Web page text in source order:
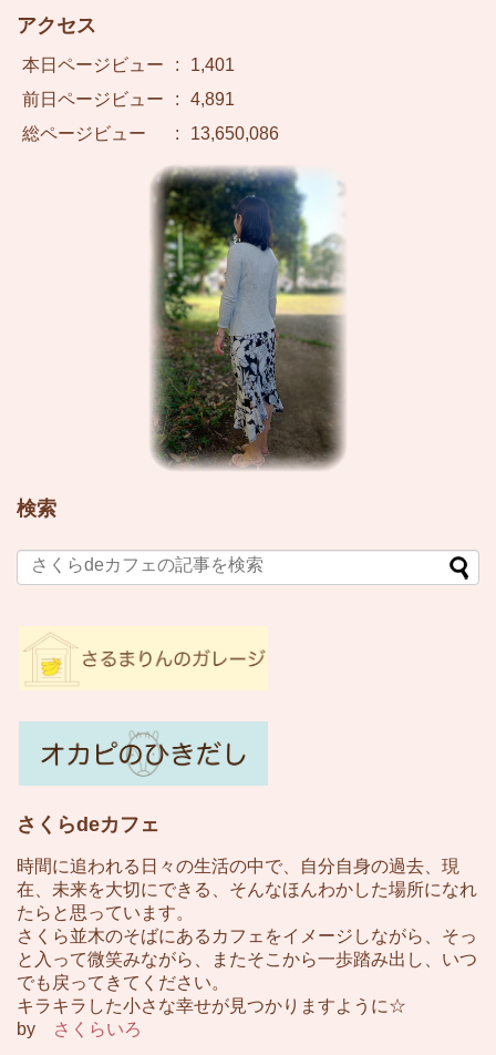
アクセス
本日ページビュー :
1,401
前日ページビュー
:
4,891
総ページビュー
: 13,650,086
検索
さくらdeカフェ
時間に追われる日々の生活の中で、自分自身の過去、現
在、未来を大切にできる、そんなほんわかした場所になれ
たらと思っています。
さくら並木のそばにあるカフェをイメージしながら、そっ
と入って微笑みながら、またそこから一歩踏み出し、いつ
でも戻ってきてください。
キラキラした小さな幸せが見つかりますように☆
by
さくらいろ